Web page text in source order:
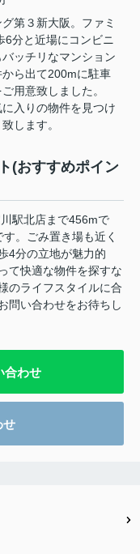
第３新大阪。ファミ
6分と近場にコンビニ
ッチリなマンション
ら出て200mに駐車
用意致しました。
入りの物件を見つけ
します。
(おすすめポイン
駅北店まで456mで
。ごみ置き場も近く
4分の立地が魅力的
て快適な物件を探すな
のライフスタイルに合
問い合わせをお待ちし
合わせ
せ